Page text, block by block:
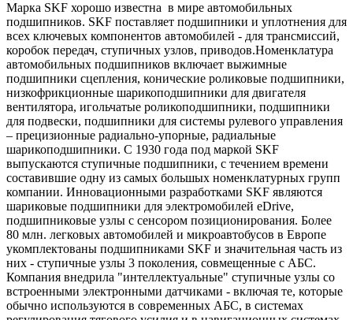
Марка SKF хорошо известна в мире автомобильных
подшипников. SKF поставляет подшипники и уплотнения для
всех ключевых компонентов автомобилей - для трансмиссий,
коробок передач, ступичных узлов, приводов.Номенклатура
автомобильных подшипников включает выжимные
подшипники сцепления, конические роликовые подшипники,
низкофрикционные шарикоподшипники для двигателя
вентилятора, игольчатые роликоподшипники, подшипники
для подвески, подшипники для системы рулевого управления
– прецизионные радиально-упорные, радиальные
шарикоподшипники. С 1930 года под маркой SKF
выпускаются ступичные подшипники, с течением времени
составившие одну из самых большых номенклатурных групп
компании. Инновационными разработками SKF являются
шариковые подшипники для электромобилей eDrive,
подшипниковые узлы с сенсором позиционирования. Более
80 млн. легковых автомобилей и микроавтобусов в Европе
укомплектованы подшипниками SKF и значительная часть из
них - ступичные узлы 3 поколения, совмещенные с АБС.
Компания внедрила "интеллектуальные" ступичные узлы со
встроенными электронными датчиками - включая те, которые
обычно используются в современных АБС, в системах